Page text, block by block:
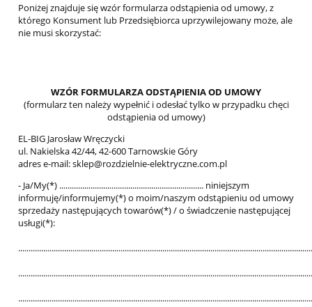
Poniżej znajduje się wzór formularza odstąpienia od umowy, z
którego Konsument lub Przedsiębiorca uprzywilejowany może, ale
nie musi skorzystać:
WZÓR FORMULARZA ODSTĄPIENIA OD UMOWY
(formularz ten należy wypełnić i odesłać tylko w przypadku chęci
odstąpienia od umowy)
EL-BIG Jarosław Wręczycki
ul. Nakielska 42/44, 42-600 Tarnowskie Góry
adres e-mail: sklep@rozdzielnie-elektryczne.com.pl
- Ja/My(*) ..................................................................... niniejszym
informuję/informujemy(*) o moim/naszym odstąpieniu od umowy
sprzedaży następujących towarów(*) / o świadczenie następującej
usługi(*):